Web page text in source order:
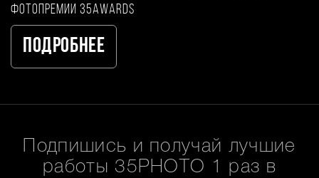
фотопремии 35AWARDS
Подробнее
Подпишись и получай лучшие
работы 35PHOTO 1 раз в